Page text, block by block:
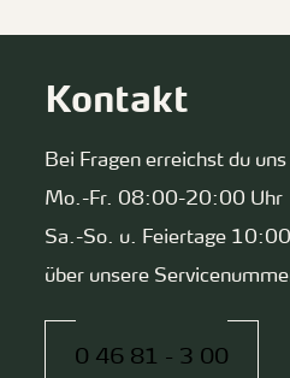
Kontakt
Bei Fragen erreichst du uns
Mo.-Fr. 08:00-20:00 Uhr
Sa.-So. u. Feiertage
über unsere
0 46 81 - 3 00